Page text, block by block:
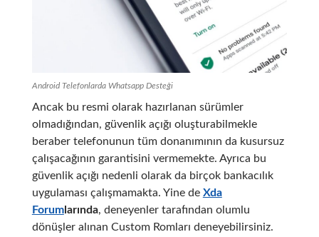
Android Telefonlarda Whatsapp Desteği
Ancak bu resmi olarak hazırlanan sürümler
olmadığından, güvenlik açığı oluşturabilmekle
beraber telefonunun tüm donanımının da kusursuz
çalışacağının garantisini vermemekte. Ayrıca bu
güvenlik açığı nedenli olarak da birçok bankacılık
uygulaması çalışmamakta. Yine de Xda
Forumlarında, deneyenler tarafından olumlu
dönüşler alınan Custom Romları deneyebilirsiniz.